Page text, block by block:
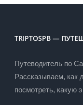
TRIPTOSPB —
Путеводитель по
Рассказываем, как
посмотреть, какую